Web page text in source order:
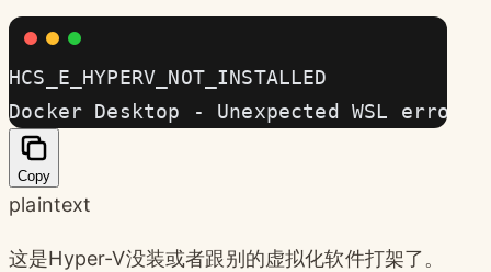
HCS_E_HYPERV_NOT_INSTALLED
Docker Desktop - Unexpected WSL error
Copy
plaintext
这是Hyper-V没装或者跟别的虚拟化软件打架了。